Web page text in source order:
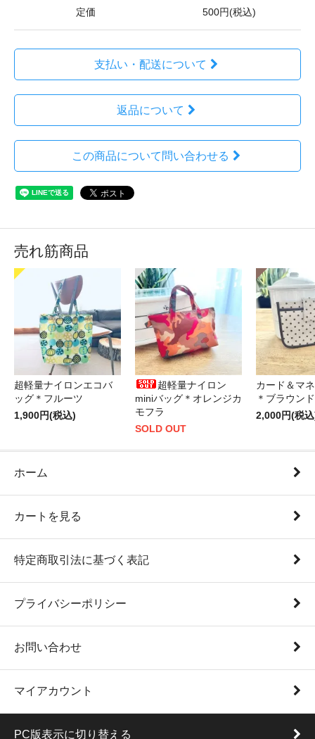
定価 500円(税込)
支払い・配送について
返品について
この商品について問い合わせる
売れ筋商品
超軽量ナイロンエコバ
ッグ＊フルーツ
1,900円(税込)
超軽量ナイロン
miniバッグ＊オレンジカ
モフラ
SOLD OUT
カード＆マ
＊ブラウン
2,000円(税
ホーム
カートを見る
特定商取引法に基づく表記
プライバシーポリシー
お問い合わせ
マイアカウント
PC版表示に切り替える